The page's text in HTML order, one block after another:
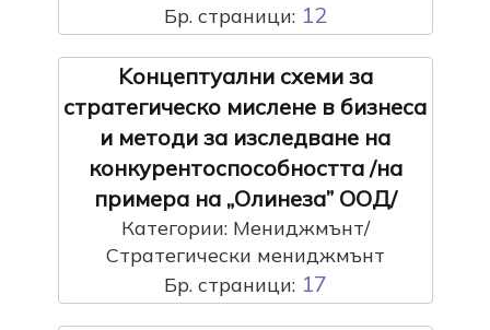
Бр. страници: 12
Kонцептуални схеми за
стратегическо мислене в бизнеса
и методи за изследване на
конкурентоспособността /на
примера на „Олинеза” ООД/
Категории: Мениджмънт/
Стратегически мениджмънт
Бр. страници: 17